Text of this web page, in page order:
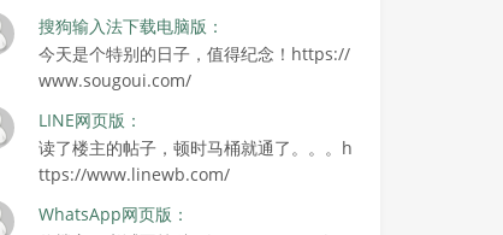
搜狗输入法下载电脑版：
今天是个特别的日子，值得纪念！https://
www.sougoui.com/
LINE网页版：
读了楼主的帖子，顿时马桶就通了。。。h
ttps://www.linewb.com/
WhatsApp网页版：